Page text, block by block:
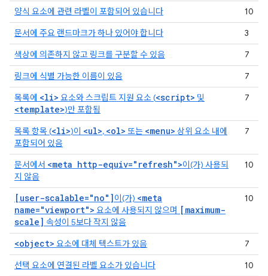
양식 요소에 관련 라벨이 포함되어 있습니다
10
문서에 주요 랜드마크가 하나 있어야 합니다
3
색상에 의존하지 않고 링크를 구분할 수 있음
7
링크에 식별 가능한 이름이 있음
7
목록에 <li> 요소와 스크립트 지원 요소 (<script> 및
<template>)만 포함됨
7
목록 항목 (<li>)이 <ul>, <ol> 또는 <menu> 상위 요소 내에
포함되어 있음
7
문서에서 <meta http-equiv="refresh">이(가) 사용되
지 않음
10
[user-scalable="no"]이(가) <meta
name="viewport"> 요소에 사용되지 않으며 [maximum-
scale] 속성이 5보다 작지 않음
10
<object> 요소에 대체 텍스트가 있음
7
선택 요소에 연결된 라벨 요소가 있습니다
10